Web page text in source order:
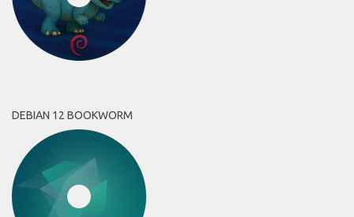
DEBIAN 12 BOOKWORM